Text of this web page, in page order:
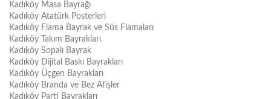
Kadıköy Masa Bayrağı
Kadıköy Atatürk Posterleri
Kadıköy Flama Bayrak ve Süs Flamaları
Kadıköy Takım Bayrakları
Kadıköy Sopalı Bayrak
Kadıköy Dijital Baskı Bayrakları
Kadıköy Üçgen Bayrakları
Kadıköy Branda ve Bez Afişler
Kadıköy Parti Bayrakları